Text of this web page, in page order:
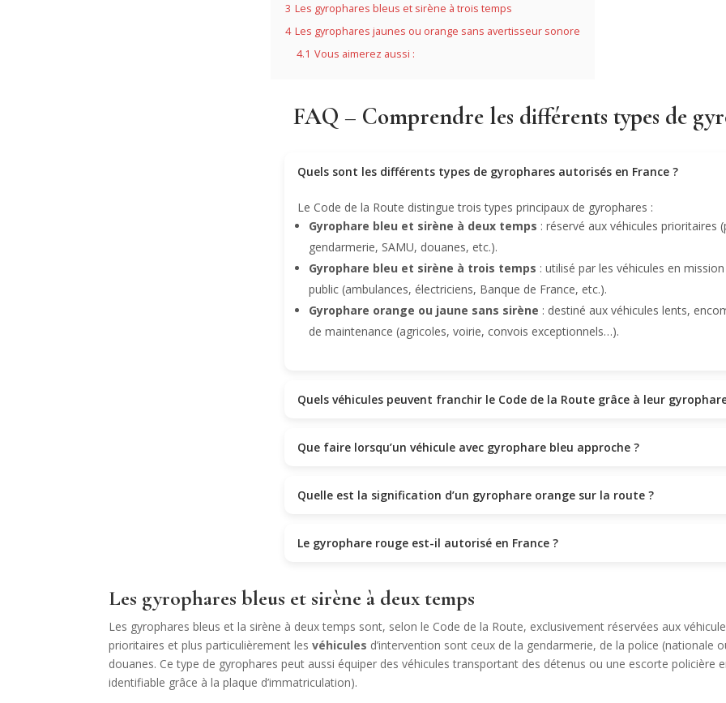
3 Les gyrophares bleus et sirène à trois temps
4 Les gyrophares jaunes ou orange sans avertisseur sonore
4.1 Vous aimerez aussi :
FAQ – Comprendre les différents types de
Quels sont les différents types de gyrophares autorisés en France ?
Le Code de la Route distingue trois types principaux de gyrophares :
Gyrophare bleu et sirène à deux temps : réservé aux véhicules prioritaires
gendarmerie, SAMU, douanes, etc.).
Gyrophare bleu et sirène à trois temps : utilisé par les véhicules en mission
public (ambulances, électriciens, Banque de France, etc.).
Gyrophare orange ou jaune sans sirène : destiné aux véhicules lents,
de maintenance (agricoles, voirie, convois exceptionnels…).
Quels véhicules peuvent franchir le Code de la Route grâce à leur
Que faire lorsqu’un véhicule avec gyrophare bleu approche ?
Quelle est la signification d’un gyrophare orange sur la route ?
Le gyrophare rouge est-il autorisé en France ?
Les gyrophares bleus et sirène à deux temps
Les gyrophares bleus et la sirène à deux temps sont, selon le Code de la Route, exclusivement réservées aux
prioritaires et plus particulièrement lesvéhicules d’intervention sont ceux de la gendarmerie, de la police (nationale
douanes. Ce type de gyrophares peut aussi équiper des véhicules transportant des détenus ou une escorte policière
identifiable grâce à la plaque d’immatriculation).